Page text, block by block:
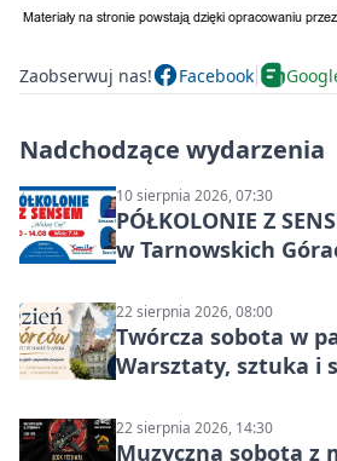
Zaobserwuj nas! Facebook
Nadchodzące wydarzenia
10 sierpnia 2026, 07:30
PÓŁKOLONIE Z
w Tarnowskich
22 sierpnia 2026, 08:00
Twórcza sobota w
Warsztaty, sztuka i
22 sierpnia 2026, 14:30
Muzyczna sobota z